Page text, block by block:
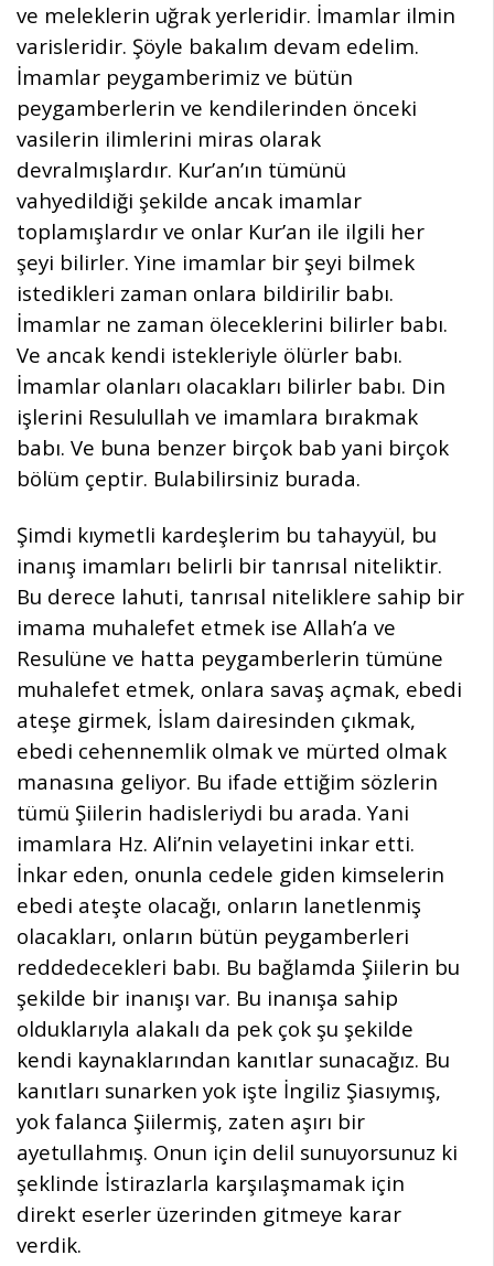
ve meleklerin uğrak yerleridir. İmamlar ilmin
varisleridir. Şöyle bakalım devam edelim.
İmamlar peygamberimiz ve bütün
peygamberlerin ve kendilerinden önceki
vasilerin ilimlerini miras olarak
devralmışlardır. Kur’an’ın tümünü
vahyedildiği şekilde ancak imamlar
toplamışlardır ve onlar Kur’an ile ilgili her
şeyi bilirler. Yine imamlar bir şeyi bilmek
istedikleri zaman onlara bildirilir babı.
İmamlar ne zaman öleceklerini bilirler babı.
Ve ancak kendi istekleriyle ölürler babı.
İmamlar olanları olacakları bilirler babı. Din
işlerini Resulullah ve imamlara bırakmak
babı. Ve buna benzer birçok bab yani birçok
bölüm çeptir. Bulabilirsiniz burada.
Şimdi kıymetli kardeşlerim bu tahayyül, bu
inanış imamları belirli bir tanrısal niteliktir.
Bu derece lahuti, tanrısal niteliklere sahip bir
imama muhalefet etmek ise Allah’a ve
Resulüne ve hatta peygamberlerin tümüne
muhalefet etmek, onlara savaş açmak, ebedi
ateşe girmek, İslam dairesinden çıkmak,
ebedi cehennemlik olmak ve mürted olmak
manasına geliyor. Bu ifade ettiğim sözlerin
tümü Şiilerin hadisleriydi bu arada. Yani
imamlara Hz. Ali’nin velayetini inkar etti.
İnkar eden, onunla cedele giden kimselerin
ebedi ateşte olacağı, onların lanetlenmiş
olacakları, onların bütün peygamberleri
reddedecekleri babı. Bu bağlamda Şiilerin bu
şekilde bir inanışı var. Bu inanışa sahip
olduklarıyla alakalı da pek çok şu şekilde
kendi kaynaklarından kanıtlar sunacağız. Bu
kanıtları sunarken yok işte İngiliz Şiasıymış,
yok falanca Şiilermiş, zaten aşırı bir
ayetullahmış. Onun için delil sunuyorsunuz ki
şeklinde İstirazlarla karşılaşmamak için
direkt eserler üzerinden gitmeye karar
verdik.